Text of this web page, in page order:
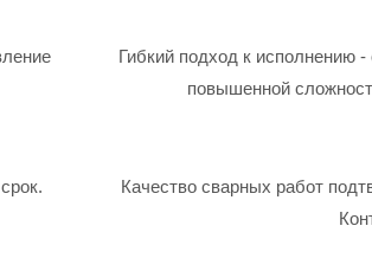
Гибкий подход к исполнению
повышенной
Качество сварных работ